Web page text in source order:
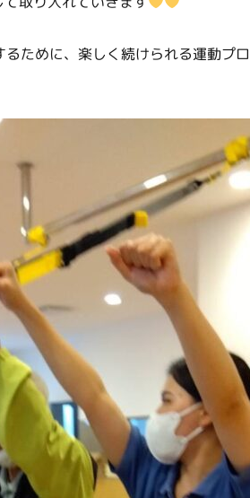
ために、楽しく続けられる運動プ